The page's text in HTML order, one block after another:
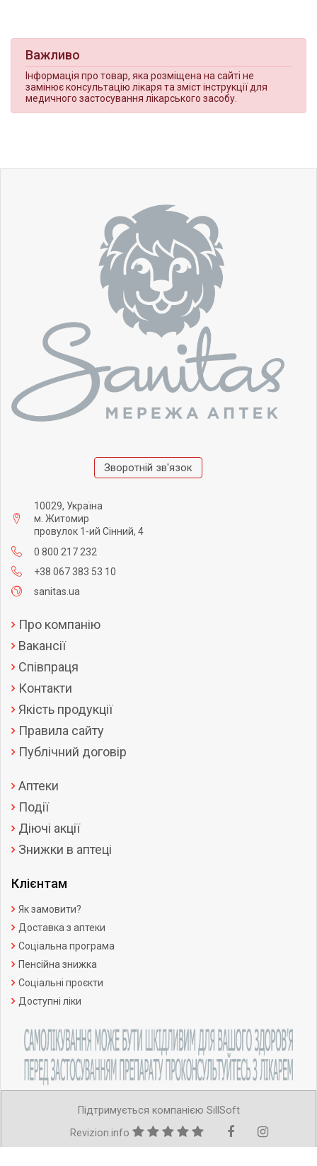
Важливо
Інформація про товар, яка розміщена на сайті не
замінює консультацію лікаря та зміст інструкції для
медичного застосування лікарського засобу.
Зворотній зв'язок
10029, Україна
м. Житомир
провулок 1-ий Сінний, 4
0 800 217 232
+38 067 383 53 10
sanitas.ua
Про компанію
Вакансії
Співпраця
Контакти
Якість продукції
Правила сайту
Публічний договір
Аптеки
Події
Діючі акції
Знижки в аптеці
Клієнтам
Як замовити?
Доставка з аптеки
Соціальна програма
Пенсійна знижка
Соціальні проєкти
Доступні ліки
Підтримується компанією SillSoft
Revizion.info